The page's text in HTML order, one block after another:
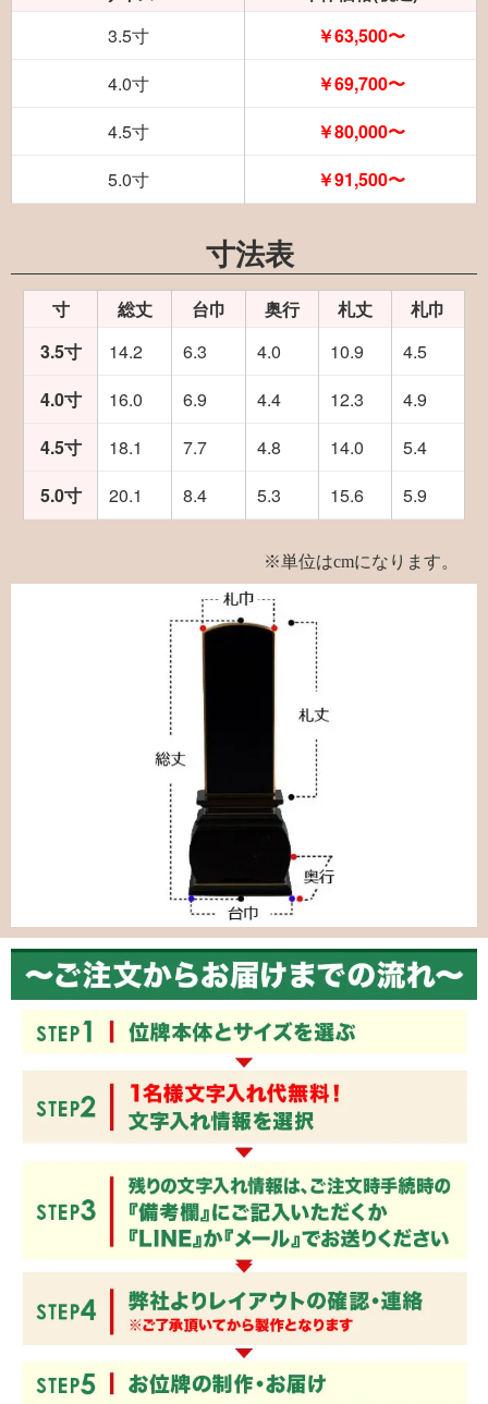
3.5寸
￥63,500〜
4.0寸
￥69,700〜
4.5寸
￥80,000〜
5.0寸
￥91,500〜
寸法表
寸 総丈 台巾 奥行 札丈
札巾
3.5寸
14.2 6.3 4.0 10.9
4.5
4.0寸
16.0 6.9 4.4 12.3
4.9
4.5寸
18.1 7.7 4.8 14.0
5.4
5.0寸
20.1 8.4 5.3 15.6 5.9
※単位はcmになります。